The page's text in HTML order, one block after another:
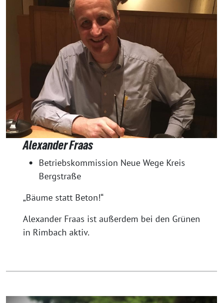
Alexander Fraas
Betriebskommission Neue Wege Kreis
Bergstraße
„Bäume statt Beton!“
Alexander Fraas ist außerdem bei den Grünen
in Rimbach aktiv.